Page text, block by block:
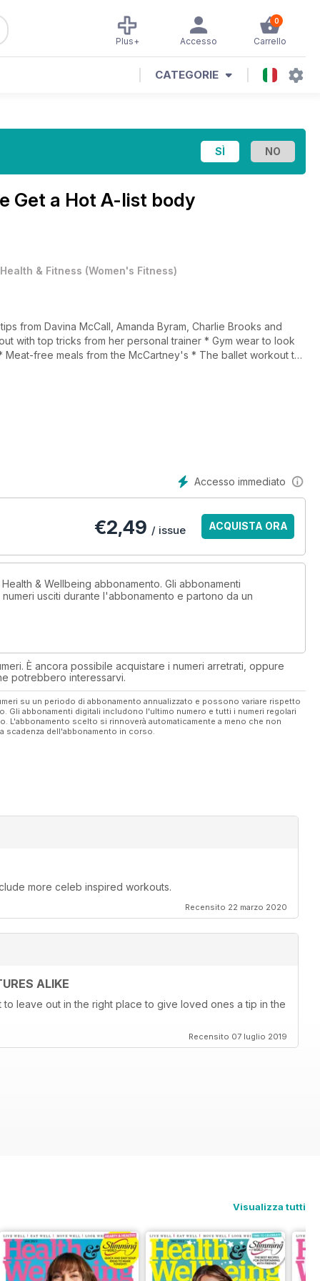
0
Carrello
Accesso
Plus+
CATEGORIE
Get a Hot A-list body
Health & Fitness (Women's Fitness)
from Davina McCall, Amanda Byram, Charlie Brooks and
with top tricks from her personal trainer * Gym wear to look
free meals from the McCartney's * The ballet workout to
Accesso immediato
€2,49 / issue ACQUISTA ORA
& Wellbeing abbonamento. Gli abbonamenti
usciti durante l'abbonamento e partono da un
È ancora possibile acquistare i numeri arretrati, oppure
potrebbero interessarvi.
su un periodo di abbonamento annualizzato e possono variare rispetto
abbonamenti digitali includono l'ultimo numero e tutti i numeri regolari
L'abbonamento scelto si rinnoverà automaticamente a meno che non
scadenza dell'abbonamento in corso.
more celeb inspired workouts.
Recensito 22 marzo 2020
ALIKE
to leave out in the right place to give loved ones a tip in the
Recensito 07 luglio 2019
Visualizza tutti